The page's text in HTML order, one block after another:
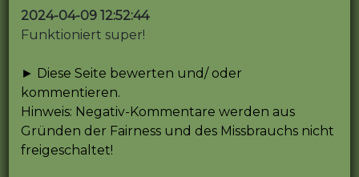
2024-04-09 12:52:44
Funktioniert super!
► Diese Seite bewerten und/ oder
kommentieren.
Hinweis: Negativ-Kommentare werden aus
Gründen der Fairness und des Missbrauchs nicht
freigeschaltet!